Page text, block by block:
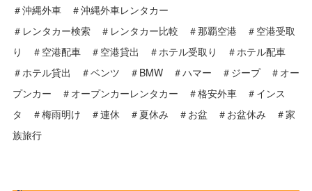
＃沖縄外車 ＃沖縄外車レンタカー
＃レンタカー検索 ＃レンタカー比較 ＃那覇空港 ＃空港受取
り ＃空港配車 ＃空港貸出 ＃ホテル受取り ＃ホテル配車
＃ホテル貸出 ＃ベンツ ＃BMW ＃ハマー ＃ジープ ＃オー
プンカー ＃オープンカーレンタカー ＃格安外車 ＃インス
タ ＃梅雨明け ＃連休 ＃夏休み ＃お盆 ＃お盆休み ＃家
族旅行